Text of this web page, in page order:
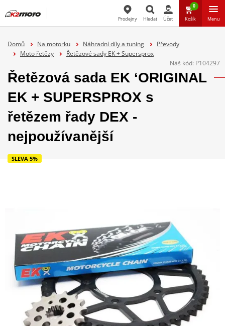
Prodejny Hledat Účet
0
Košík Menu
Domů Na motorku Náhradní díly a tuning
Převody
Moto řetězy
Řetězové sady EK + Supersprox
Náš kód: P104297
Řetězová sada EK ‘ORIGINAL
EK + SUPERSPROX s
řetězem řady DEX -
nejpoužívanější
SLEVA 5%